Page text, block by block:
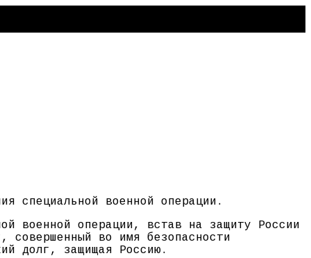
специальной военной операции.
военной операции, встав на защиту России
во имя безопасности
долг, защищая Россию.